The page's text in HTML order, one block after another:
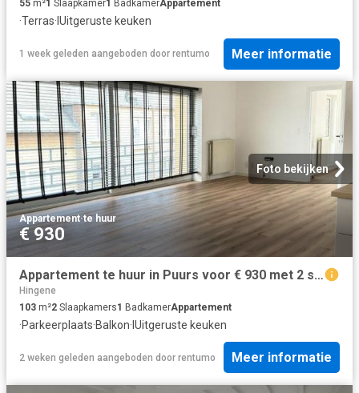
55 m²1 Slaapkamer1 BadkamerAppartement
·Terras· IUitgeruste keuken
1 week geleden aangeboden door rentumo Meer informatie
Foto bekijken
Appartement·te huur
€ 930
Appartement te huur in Puurs voor € 930 met 2 slaapkamers
Hingene
103 m²2 Slaapkamers1 BadkamerAppartement
·Parkeerplaats·Balkon· IUitgeruste keuken
2 weken geleden aangeboden door rentumo Meer informatie